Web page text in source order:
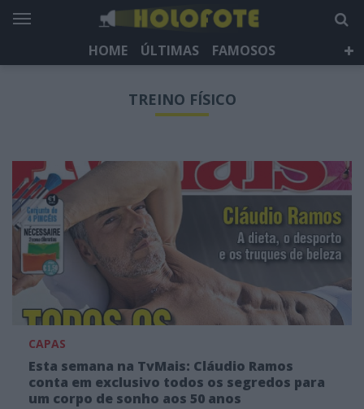
HOME ÚLTIMAS
FAMOSOS
HOLOFOTE TV
NEWSLETTER
TREINO FÍSICO
CAPAS
Esta semana na TvMais: Cláudio Ramos
conta em exclusivo todos os segredos para
um corpo de sonho aos 50 anos